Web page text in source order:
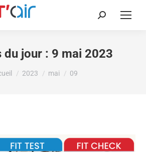
Recherche
du jour : 9 mai 2023
2023 mai 09